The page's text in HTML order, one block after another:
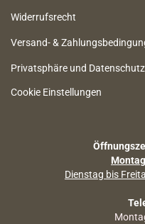
Widerrufsrecht
Versand- &
Privatsphäre und Datenschutz
Cookie Einstellungen
Dienstag bis